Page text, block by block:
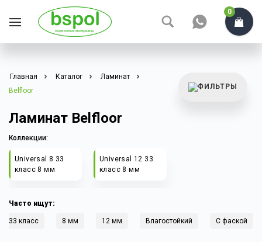
0
Главная Каталог
Ламинат
Belfloor
Ламинат Belfloor
Коллекции:
Universal 8 33
класс 8 мм
Universal 12 33
класс 8 мм
Часто ищут:
33 класс 8 мм 12 мм Влагостойкий С фаской